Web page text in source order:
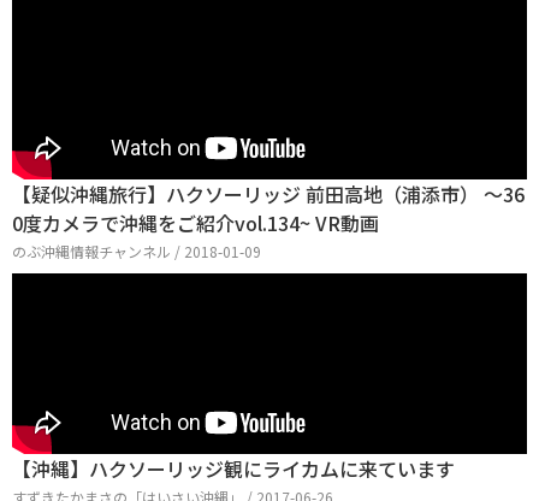
【疑似沖縄旅行】ハクソーリッジ 前田高地（浦添市） ～36
0度カメラで沖縄をご紹介vol.134~ VR動画
のぶ沖縄情報チャンネル / 2018-01-09
【沖縄】ハクソーリッジ観にライカムに来ています